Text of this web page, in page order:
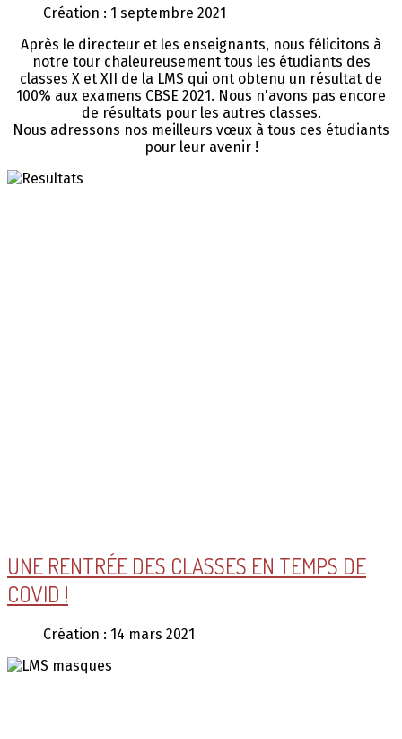
Création : 1 septembre 2021
Après le directeur et les enseignants, nous félicitons à
notre tour chaleureusement tous les étudiants des
classes X et XII de la LMS qui ont obtenu un résultat de
100% aux examens CBSE 2021. Nous n'avons pas encore
de résultats pour les autres classes.
Nous adressons nos meilleurs vœux à tous ces étudiants
pour leur avenir !
UNE RENTRÉE DES CLASSES EN TEMPS DE
COVID !
Création : 14 mars 2021